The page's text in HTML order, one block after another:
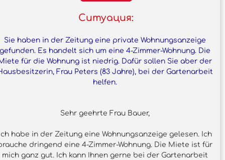
Ситуация:
Sie haben in der Zeitung eine private Wohnungsanzeige
gefunden. Es handelt sich um eine 4-Zimmer-Wohnung. Die
für die Wohnung ist niedrig. Dafür sollen Sie aber der
Frau Peters (83 Jahre), bei der Gartenarbeit
helfen.
Sehr geehrte Frau Bauer,
habe in der Zeitung eine Wohnungsanzeige gelesen. Ich
dringend eine 4-Zimmer-Wohnung. Die Miete ist für
mich ganz gut. Ich kann Ihnen gerne bei der Gartenarbeit